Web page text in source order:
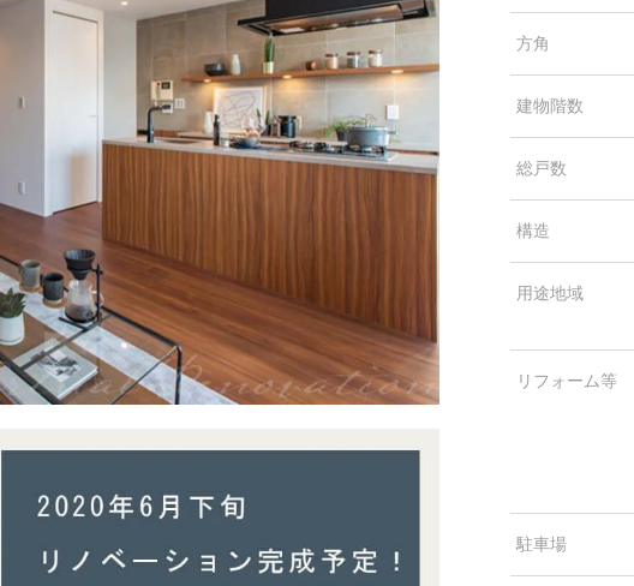
方角
建物階数
総戸数
構造
用途地域
リフォーム等
駐車場